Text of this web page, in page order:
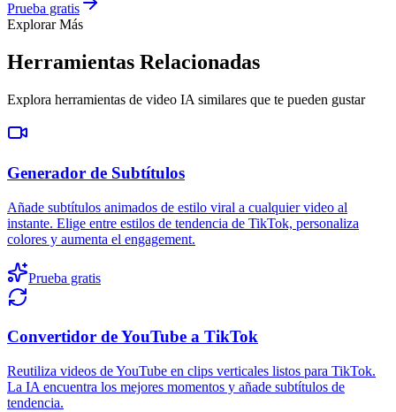
Prueba gratis
Explorar Más
Herramientas Relacionadas
Explora herramientas de video IA similares que te pueden gustar
Generador de Subtítulos
Añade subtítulos animados de estilo viral a cualquier video al
instante. Elige entre estilos de tendencia de TikTok, personaliza
colores y aumenta el engagement.
Prueba gratis
Convertidor de YouTube a TikTok
Reutiliza videos de YouTube en clips verticales listos para TikTok.
La IA encuentra los mejores momentos y añade subtítulos de
tendencia.